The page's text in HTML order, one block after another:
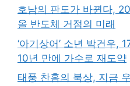
호남의 판도가 바뀐다,
올 반도체 거점의 미래
‘아기상어’ 소년 박건우,
10년 만에 가수로 재도약
태풍 찬홈의 북상, 지금